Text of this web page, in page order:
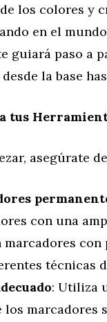
los colores y
en el
guiará paso a
la base
tus
asegúrate
con una
marcadores
técnicas
: Utiliza
los marcadores